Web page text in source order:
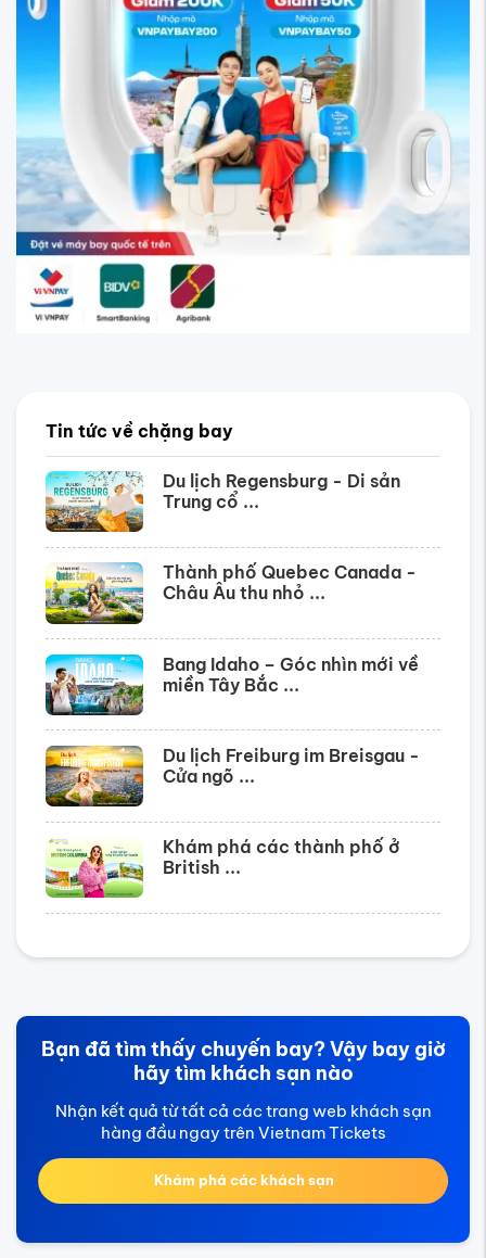
Tin tức về chặng bay
Du lịch Regensburg - Di sản
Trung cổ ...
Thành phố Quebec Canada -
Châu Âu thu nhỏ ...
Bang Idaho – Góc nhìn mới về
miền Tây Bắc ...
Du lịch Freiburg im Breisgau -
Cửa ngõ ...
Khám phá các thành phố ở
British ...
Bạn đã tìm thấy chuyến bay? Vậy bay giờ
hãy tìm khách sạn nào
Nhận kết quả từ tất cả các trang web khách sạn
hàng đầu ngay trên Vietnam Tickets
Khám phá các khách sạn